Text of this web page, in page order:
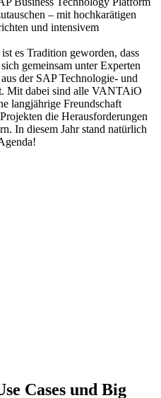
– mit hochkarätigen
und intensivem
es Tradition geworden, dass
gemeinsam unter Experten
der SAP Technologie- und
Mit dabei sind alle VANTAiO
langjährige Freundschaft
die Herausforderungen
In diesem Jahr stand natürlich
Cases und Big